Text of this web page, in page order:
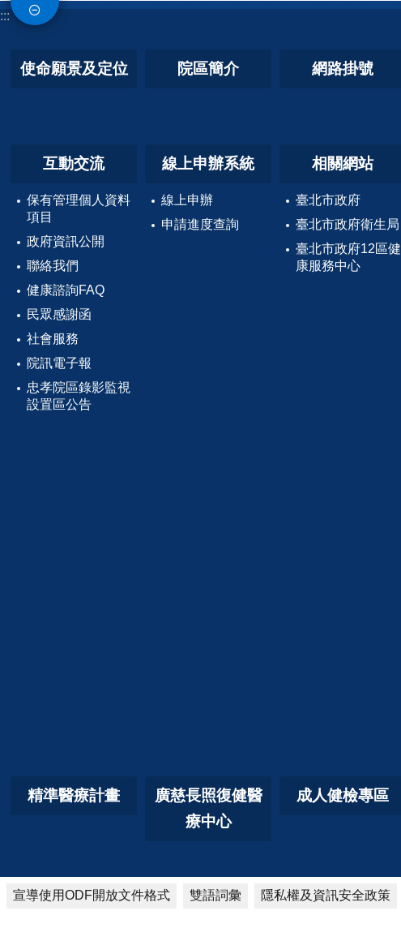
:::
使命願景及定位 院區簡介 網路掛號
互動交流
保有管理個人資料
項目
政府資訊公開
聯絡我們
健康諮詢FAQ
民眾感謝函
社會服務
院訊電子報
忠孝院區錄影監視
設置區公告
線上申辦系統
線上申辦
申請進度查詢
相關網站
臺北市政府
臺北市政府衛生局
臺北市政府12區健
康服務中心
精準醫療計畫
廣慈長照復健醫
療中心
成人健檢專區
宣導使用ODF開放文件格式 雙語詞彙 隱私權及資訊安全政策